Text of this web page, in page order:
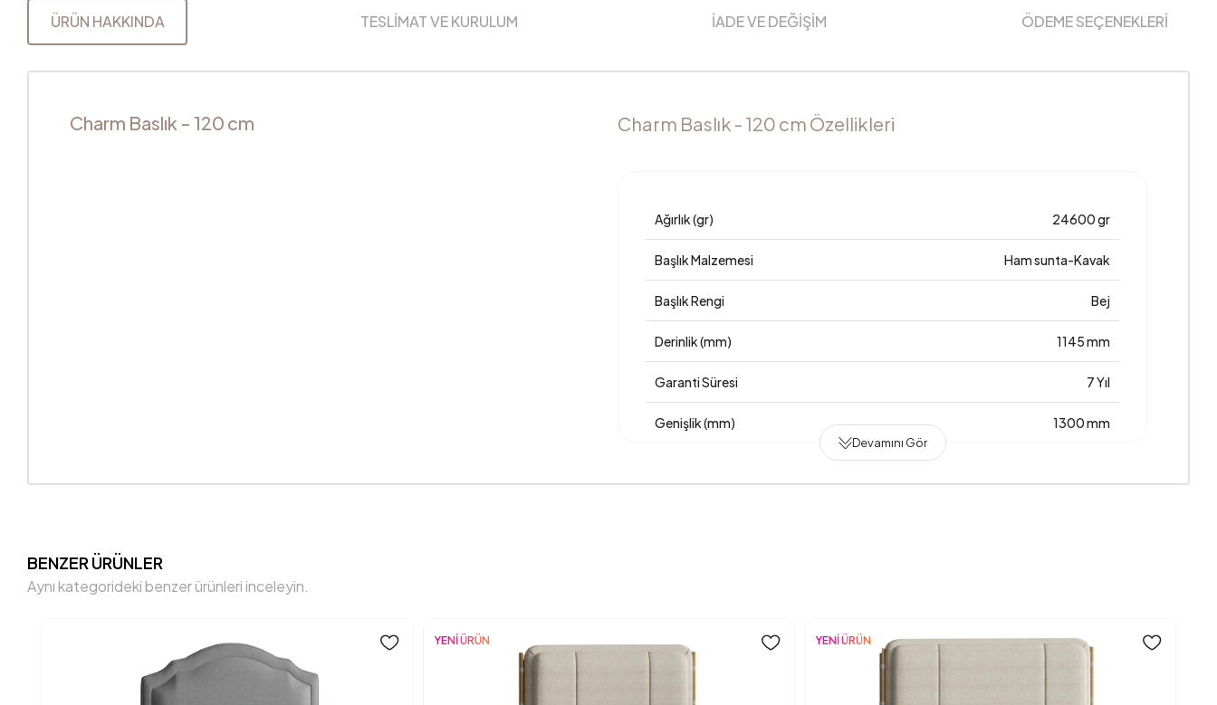
ÜRÜN HAKKINDA TESLİMAT VE KURULUM İADE VE DEĞİŞİM ÖDEME SEÇENEKLERİ
Charm Baslık - 120 cm Charm Baslık - 120 cm Özellikleri
Ağırlık (gr) 24600 gr
Başlık Malzemesi Ham sunta-Kavak
Başlık Rengi Bej
Derinlik (mm) 1145 mm
Garanti Süresi 7 Yıl
Genişlik (mm) 1300 mm
Devamını Gör
BENZER ÜRÜNLER
Aynı kategorideki benzer ürünleri inceleyin.
YENİ ÜRÜN YENİ ÜRÜN